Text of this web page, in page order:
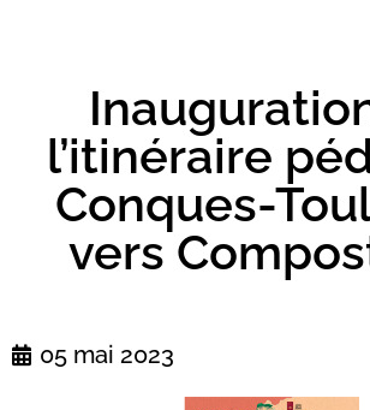
l’itinéraire
Conques-
vers
05 mai 2023